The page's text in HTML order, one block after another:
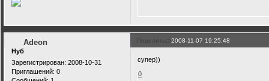
Поделиться2008-11-07 19:25:48
Adeon
Нуб
Зарегистрирован: 2008-10-31
Приглашений: 0
супер))
0